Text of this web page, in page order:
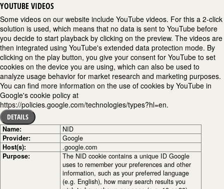
YOUTUBE VIDEOS
Some videos on our website include YouTube videos. For this a 2-click
solution is used, which means that no data is sent to YouTube before
you decide to start playback by clicking on the preview. The videos are
then integrated using YouTube's extended data protection mode. By
clicking on the play button, you give your consent for YouTube to set
cookies on the device you are using, which can also be used to
analyze usage behavior for market research and marketing purposes.
You can find more information on the use of cookies by YouTube in
Google's cookie policy at
https://policies.google.com/technologies/types?hl=en.
DETAILS
Name:
NID
Provider:
Google
Host(s):
.google.com
Purpose:
The NID cookie contains a unique ID Google
uses to remember your preferences and other
information, such as your preferred language
(e.g. English), how many search results you